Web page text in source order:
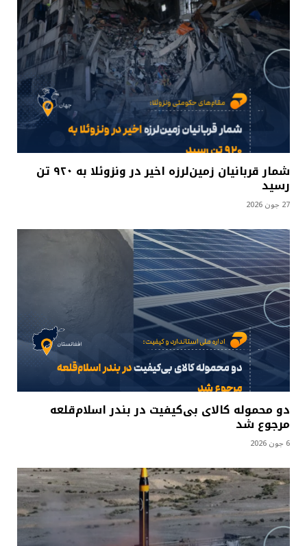
شمار قربانیان زمین‌لرزه اخیر در ونزوئلا به ۹۲۰ تن
رسید
27 جون 2026
دو محموله کالای بی‌کیفیت در بندر اسلام‌قلعه
مرجوع شد
6 جون 2026